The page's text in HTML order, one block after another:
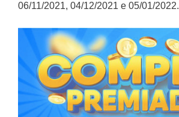
06/11/2021, 04/12/2021 e 05/01/2022.